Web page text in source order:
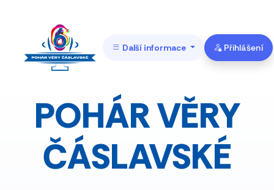
Další informace Přihlášení
POHÁR VĚRY
ČÁSLAVSKÉ